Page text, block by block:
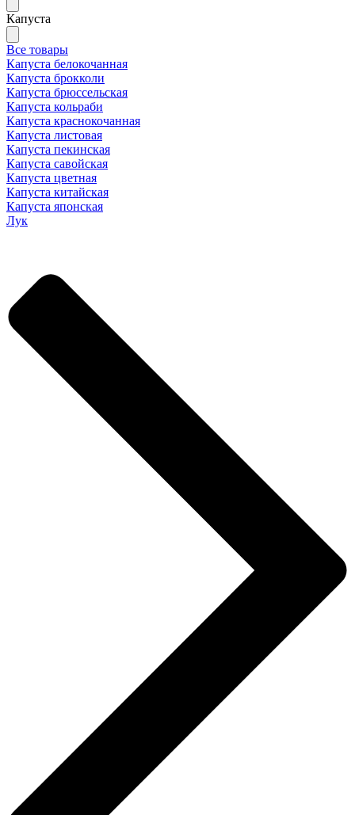
Капуста
Все товары
Капуста белокочанная
Капуста брокколи
Капуста брюссельская
Капуста кольраби
Капуста краснокочанная
Капуста листовая
Капуста пекинская
Капуста савойская
Капуста цветная
Капуста китайская
Капуста японская
Лук